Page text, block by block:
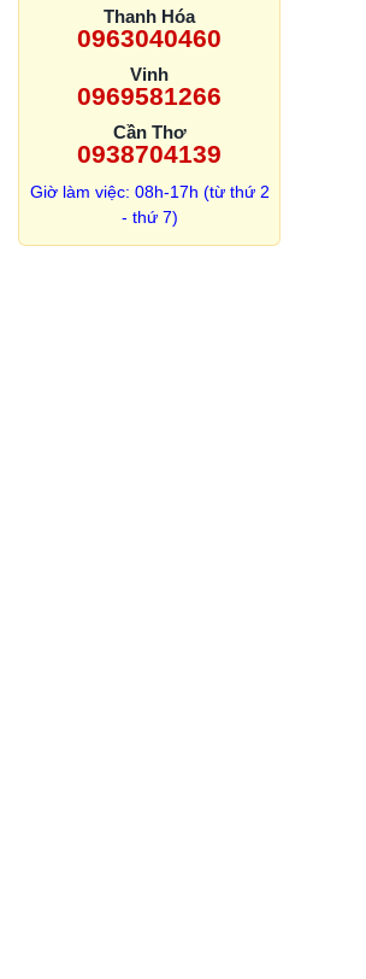
Thanh Hóa
0963040460
Vinh
0969581266
Cần Thơ
0938704139
Giờ làm việc: 08h-17h (từ thứ 2
- thứ 7)